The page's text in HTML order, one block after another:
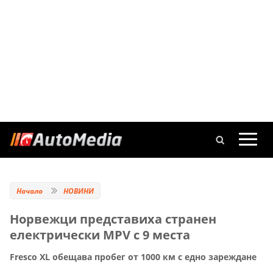
Начало НОВИНИ
Норвежци представиха странен
електрически MPV с 9 места
Fresco XL обещава пробег от 1000 км с едно зареждане